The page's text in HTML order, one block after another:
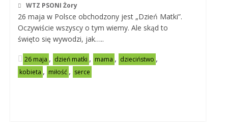
WTZ PSONI Żory
26 maja w Polsce obchodzony jest „Dzień Matki”.
Oczywiście wszyscy o tym wiemy. Ale skąd to
święto się wywodzi, jak…..
26 maja , dzień matki , mama , dzieciństwo ,
kobieta , miłość , serce